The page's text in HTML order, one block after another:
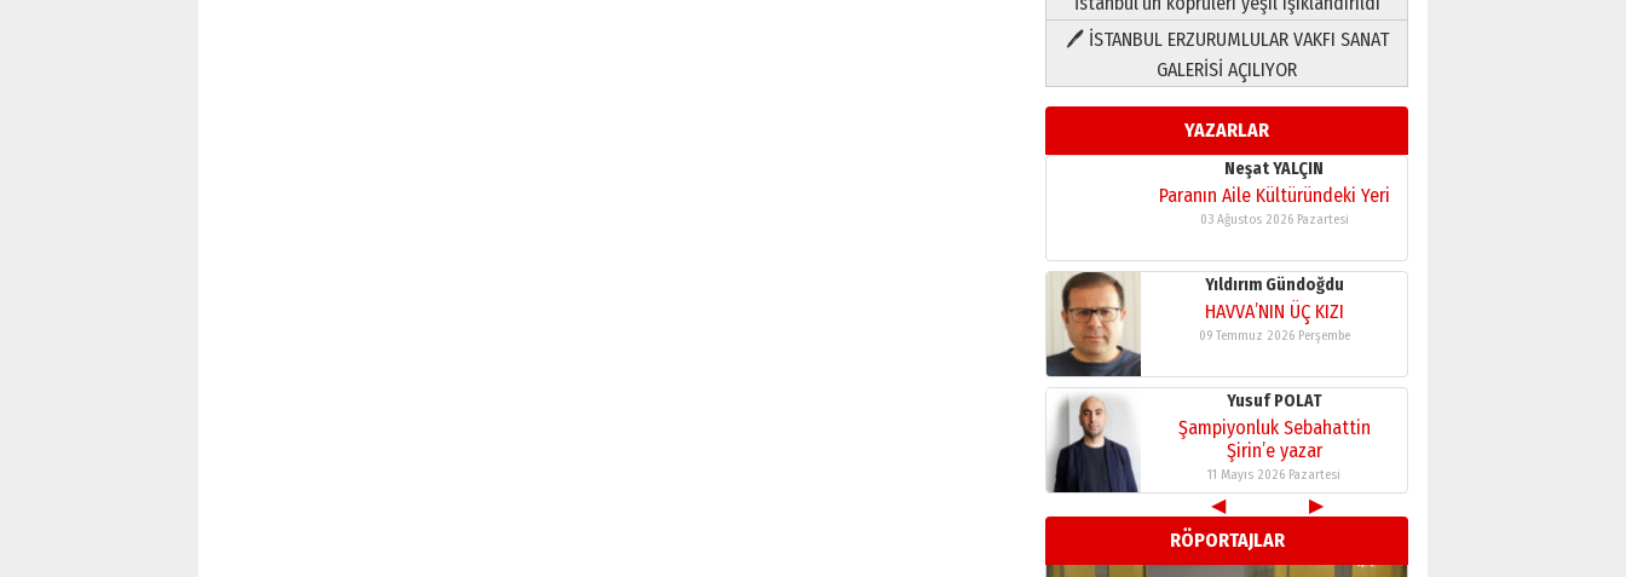
🖊 İSTANBUL ERZURUMLULAR VAKFI SANAT
GALERİSİ AÇILIYOR
YAZARLAR
Yusuf POLAT
Şampiyonluk Sebahattin
Şirin’e yazar
11 Mayıs 2026 Pazartesi
Neşat YALÇIN
Paranın Aile Kültüründeki Yeri
03 Ağustos 2026 Pazartesi
Yıldırım Gündoğdu
HAVVA’NIN ÜÇ KIZI
09 Temmuz 2026 Perşembe
Yusuf POLAT
Şampiyonluk Sebahattin
Şirin’e yazar
11 Mayıs 2026 Pazartesi
Neşat YALÇIN
Paranın Aile Kültüründeki Yeri
03 Ağustos 2026 Pazartesi
◀
▶
RÖPORTAJLAR